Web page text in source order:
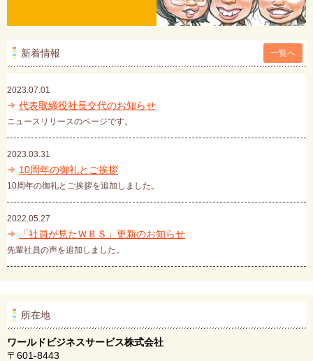
新着情報 一覧へ
2023.07.01
代表取締役社長交代のお知らせ
ニュースリリースのページです。
2023.03.31
10周年の御礼とご挨拶
10周年の御礼とご挨拶を追加しました。
2022.05.27
「社員が見たＷＢＳ」更新のお知らせ
先輩社員の声を追加しました。
所在地
ワールドビジネスサービス株式会社
〒601-8443